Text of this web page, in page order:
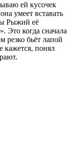
ей кусочек
умеет вставать
Рыжий её
Это когда сначала
бьёт лапой
понял